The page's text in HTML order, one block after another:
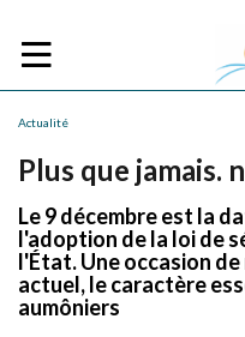
Actualité
Plus que jamais.
Le 9 décembre est la
l'adoption de la loi de
l'État. Une occasion
actuel, le caractère
aumôniers